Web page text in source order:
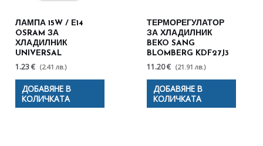
ЛАМПА 15W / E14
OSRAM ЗА
ХЛАДИЛНИК
UNIVERSAL
1.23 € (2.41 лв.)
ДОБАВЯНЕ В
КОЛИЧКАТА
ТЕРМОРЕГУЛАТОР
ЗА ХЛАДИЛНИК
BEKO SANG
BLOMBERG KDF27J3
11.20 € (21.91 лв.)
ДОБАВЯНЕ В
КОЛИЧКАТА